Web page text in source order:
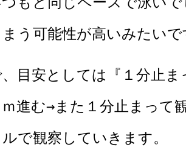
う可能性が高いみたいで
目安としては『１分止
ｍ進む→また１分止まっ
で観察していきます。